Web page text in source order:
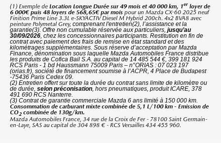
(1) Exemple de Location Longue Durée sur 49 mois et 40 000 km, 1er loyer de
6 000€ puis 48 loyers de 568,65€ par mois pour un Mazda CX-60 2025 neuf
Finition Prime Line 3.3L e-SKYACTIV Diesel M Hybrid 200ch. 4x2 BVA8 avec
peinture Polymetal Grey, comprenant l'entretien(2), l’assistance et la
garantie(3). Offre non cumulable réservée aux particuliers, jusqu’au
30/09/2026, chez les concessionnaires participants. Restitution en fin de
contrat avec paiement des frais de remise en état standard et des
kilométrages supplémentaires. Sous réserve d’acceptation par Mazda
Finance, dénomination sous laquelle Mazda Automobiles France distribue
les produits de Cofica Bail S.A. au capital de 14 485 544 €, 399 181 924
RCS Paris - 1 bd Haussmann 75009 Paris – n°ORIAS : 07 023 197
(orias.fr), société de financement soumise à l’ACPR, 4 Place de Budapest
-75436 Paris Cedex 09.
(2) Entretien offert sur toute la durée du contrat sans limite de kilomètre ou
de durée, selon préconisation, hors pneumatiques, produit ICARE, 378
491 690 RCS Nanterre.
(3) Contrat de garantie commerciale Mazda 6 ans limité à 150 000 km.
Consommation de carburant mixte combinée de 5,1 L/100 km - Emission de
CO2 combinée de 130g/km.
Mazda Automobiles France, 34 rue de la Croix de Fer - 78100 Saint Germain-
en-Laye, SAS au capital de 304 898 € - RCS Versailles 434 455 960.